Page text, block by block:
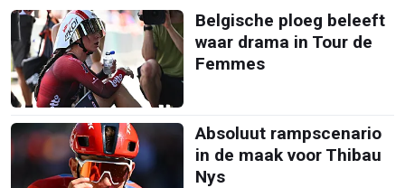
Belgische ploeg beleeft
waar drama in Tour de
Femmes
Absoluut rampscenario
in de maak voor Thibau
Nys